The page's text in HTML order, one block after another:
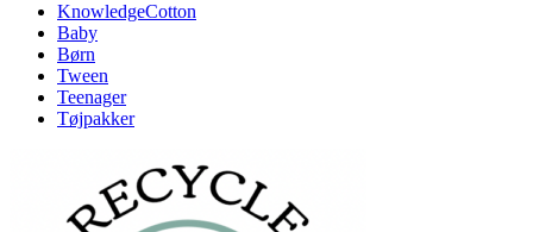
KnowledgeCotton
Baby
Børn
Tween
Teenager
Tøjpakker